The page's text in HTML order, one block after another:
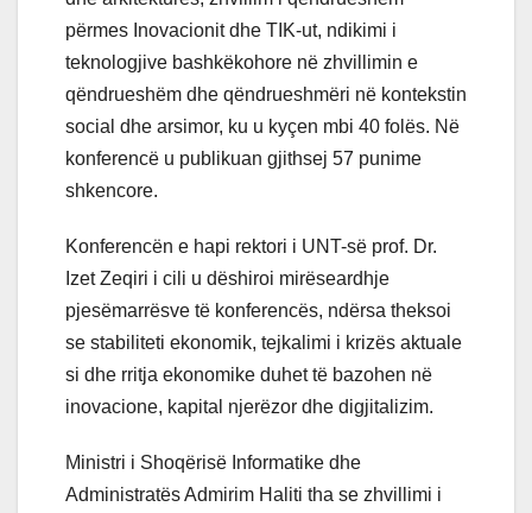
përmes Inovacionit dhe TIK-ut, ndikimi i
teknologjive bashkëkohore në zhvillimin e
qëndrueshëm dhe qëndrueshmëri në kontekstin
social dhe arsimor, ku u kyçen mbi 40 folës. Në
konferencë u publikuan gjithsej 57 punime
shkencore.
Konferencën e hapi rektori i UNT-së prof. Dr.
Izet Zeqiri i cili u dëshiroi mirëseardhje
pjesëmarrësve të konferencës, ndërsa theksoi
se stabiliteti ekonomik, tejkalimi i krizës aktuale
si dhe rritja ekonomike duhet të bazohen në
inovacione, kapital njerëzor dhe digjitalizim.
Ministri i Shoqërisë Informatike dhe
Administratës Admirim Haliti tha se zhvillimi i